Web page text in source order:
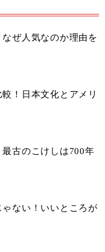
ぜ人気なのか理由を
！日本文化とアメリ
古のこけしは700年
ない！いいところが